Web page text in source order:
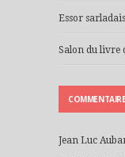
Essor
Salon du livre
Jean Luc